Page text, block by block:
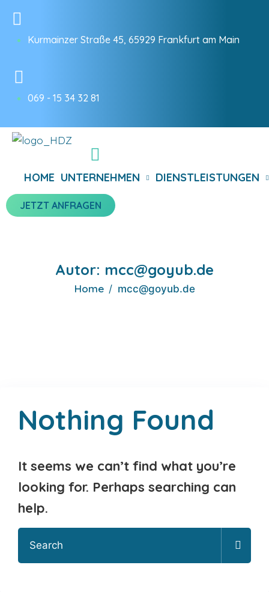
contentKurmainzer Straße 45, 65929 Frankfurt am Main
069 - 15 34 32 81
HOME UNTERNEHMEN DIENSTLEISTUNGEN
JETZT ANFRAGEN
Autor: mcc@goyub.de
Home mcc@goyub.de
Nothing Found
It seems we can’t find what you’re
looking for. Perhaps searching can
help.
for: